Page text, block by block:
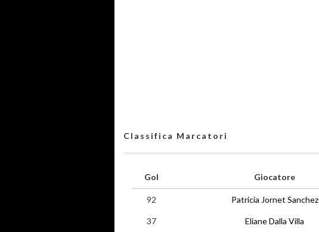
Classifica Marcatori
Gol Giocatore
92 Patricia Jornet Sanchez
37 Eliane Dalla Villa